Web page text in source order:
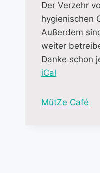
Der Verzehr
hygienischen
Außerdem
weiter
Danke schon
iCal
M
MütZe Café